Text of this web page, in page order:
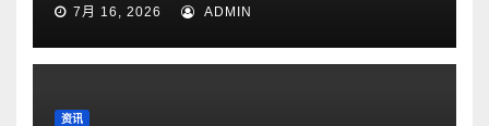
7月 16, 2026 ADMIN
资讯